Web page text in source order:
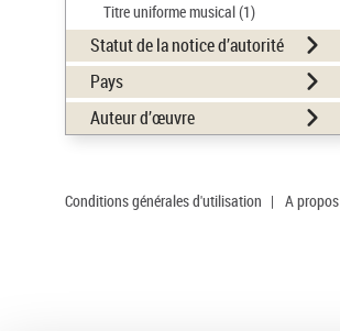
Titre uniforme musical(1)
Statut de la notice d’autorité
Pays
Auteur d’œuvre
Conditions générales d'utilisation | A propos